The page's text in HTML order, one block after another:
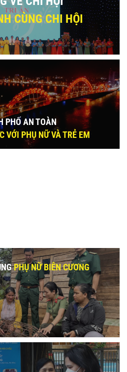
CÙNG CHI HỘI
PHỐ AN TOÀN
VỚI PHỤ NỮ VÀ TRẺ EM
PHỤ NỮ BIÊN CƯƠNG